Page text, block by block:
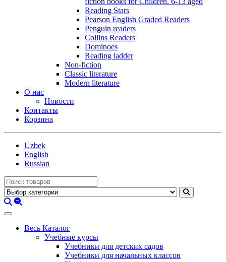
Reading Stars
Pearson English Graded Readers
Penguin readers
Collins Readers
Dominoes
Reading ladder
Non-fiction
Classic literature
Modern literature
О нас
Новости
Контакты
Корзина
Uzbek
English
Russian
Весь Каталог
Учебные курсы
Учебники для детских садов
Учебники для начальных классов